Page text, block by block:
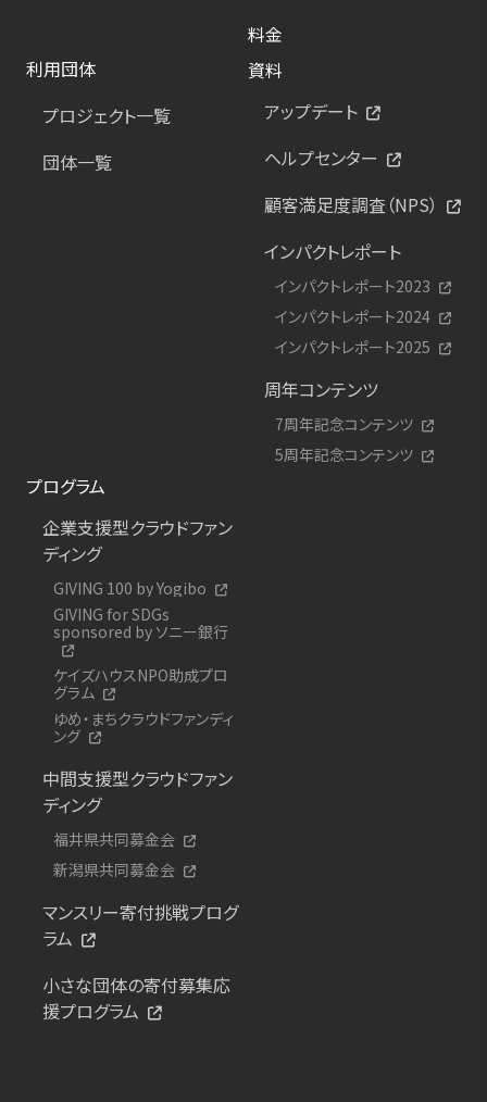
料金
利用団体
プロジェクト一覧
団体一覧
資料
アップデート
ヘルプセンター
顧客満足度調査（NPS）
インパクトレポート
インパクトレポート2023
インパクトレポート2024
インパクトレポート2025
周年コンテンツ
7周年記念コンテンツ
5周年記念コンテンツ
プログラム
企業支援型クラウドファン
ディング
GIVING 100 by Yogibo
GIVING for SDGs
sponsored by ソニー銀行
ケイズハウスNPO助成プロ
グラム
ゆめ・まちクラウドファンディ
ング
中間支援型クラウドファン
ディング
福井県共同募金会
新潟県共同募金会
マンスリー寄付挑戦プログ
ラム
小さな団体の寄付募集応
援プログラム